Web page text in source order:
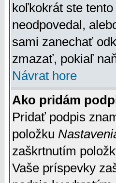
koľkokrát ste
neodpovedal,
sami zanechať
zmazať, pokiaľ
Návrat hore
Ako pridám
Pridať podpis
položku
zaškrtnutím
Vaše príspevky